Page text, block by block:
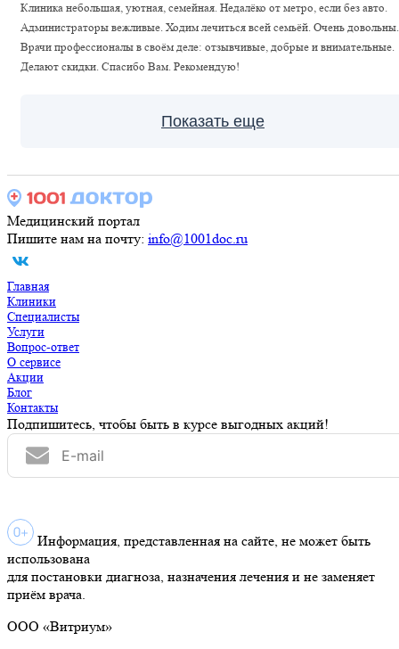
Клиника небольшая, уютная, семейная. Недалёко от метро, если без авто.
Администраторы вежливые. Ходим лечиться всей семьёй. Очень довольны.
Врачи профессионалы в своём деле: отзывчивые, добрые и внимательные.
Делают скидки. Спасибо Вам. Рекомендую!
Показать еще
Медицинский портал
Пишите нам на почту: info@1001doc.ru
Главная
Клиники
Специалисты
Услуги
Вопрос-ответ
О сервисе
Акции
Блог
Контакты
Подпишитесь, чтобы быть в курсе выгодных акций!
Информация, представленная на сайте, не может быть
использована
для постановки диагноза, назначения лечения и не заменяет
приём врача.
ООО «Витриум»